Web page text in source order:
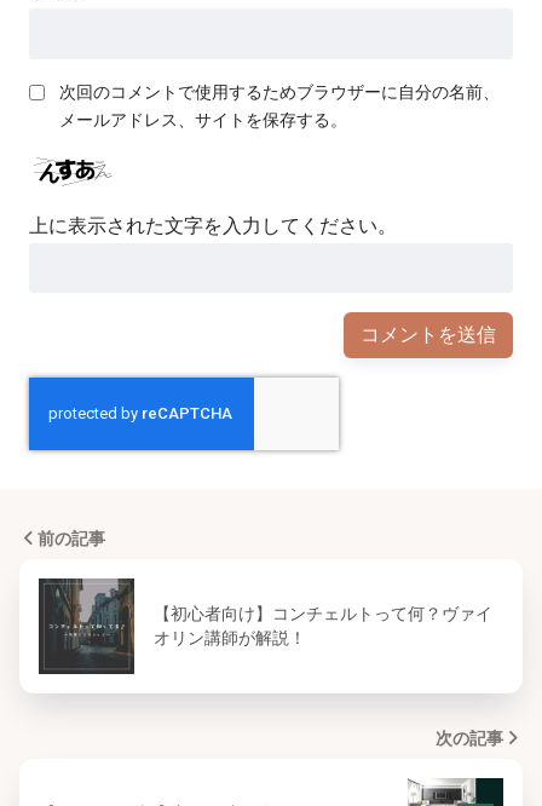
次回のコメントで使用するためブラウザーに自分の名前、
メールアドレス、サイトを保存する。
上に表示された文字を入力してください。
前の記事
【初心者向け】コンチェルトって何？ヴァイ
オリン講師が解説！
次の記事